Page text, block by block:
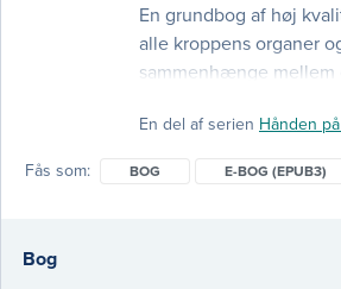
En grundbog af høj
alle kroppens organer
sammenhænge mellem
du kan klare dig godt
men kan også bruges af
En del af serien Hånden
Fås som BOG E-BOG (EPUB3)
Bog